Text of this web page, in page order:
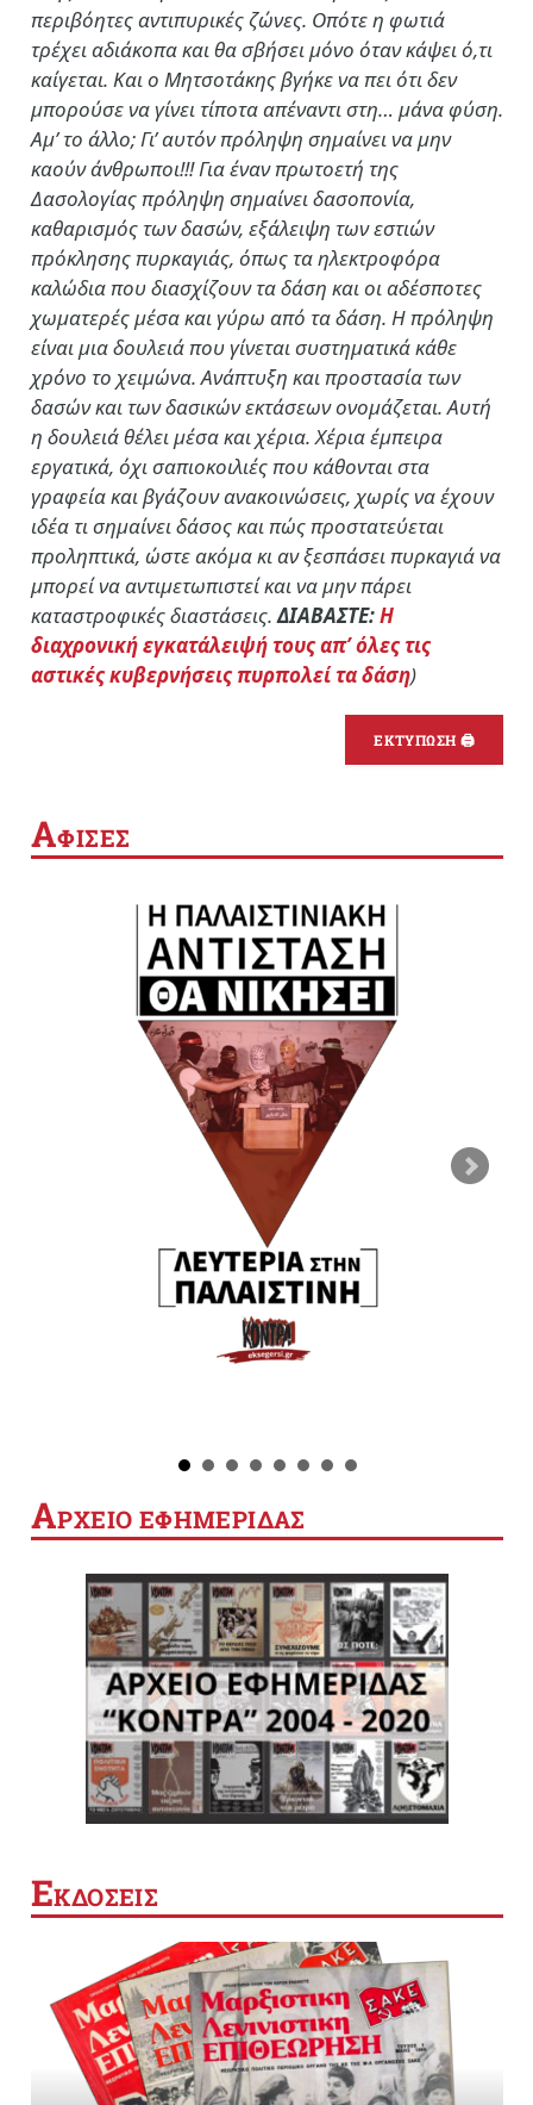
περιβόητες αντιπυρικές ζώνες. Οπότε η φωτιά
τρέχει αδιάκοπα και θα σβήσει μόνο όταν κάψει ό,τι
καίγεται. Και ο Μητσοτάκης βγήκε να πει ότι δεν
μπορούσε να γίνει τίποτα απέναντι στη… μάνα φύση.
Αμ’ το άλλο; Γι’ αυτόν πρόληψη σημαίνει να μην
καούν άνθρωποι!!! Για έναν πρωτοετή της
Δασολογίας πρόληψη σημαίνει δασοπονία,
καθαρισμός των δασών, εξάλειψη των εστιών
πρόκλησης πυρκαγιάς, όπως τα ηλεκτροφόρα
καλώδια που διασχίζουν τα δάση και οι αδέσποτες
χωματερές μέσα και γύρω από τα δάση. Η πρόληψη
είναι μια δουλειά που γίνεται συστηματικά κάθε
χρόνο το χειμώνα. Ανάπτυξη και προστασία των
δασών και των δασικών εκτάσεων ονομάζεται. Αυτή
η δουλειά θέλει μέσα και χέρια. Χέρια έμπειρα
εργατικά, όχι σαπιοκοιλιές που κάθονται στα
γραφεία και βγάζουν ανακοινώσεις, χωρίς να έχουν
ιδέα τι σημαίνει δάσος και πώς προστατεύεται
προληπτικά, ώστε ακόμα κι αν ξεσπάσει πυρκαγιά να
μπορεί να αντιμετωπιστεί και να μην πάρει
καταστροφικές διαστάσεις.ΔΙΑΒΑΣΤΕ:Η
διαχρονική εγκατάλειψή τους απ’ όλες τις
αστικές κυβερνήσεις πυρπολεί τα δάση)
ΕΚΤΥΠΩΣΗ 🖨
ΑΦΙΣΕΣ
ΑΡΧΕΙΟ ΕΦΗΜΕΡΙΔΑΣ
ΕΚΔΟΣΕΙΣ